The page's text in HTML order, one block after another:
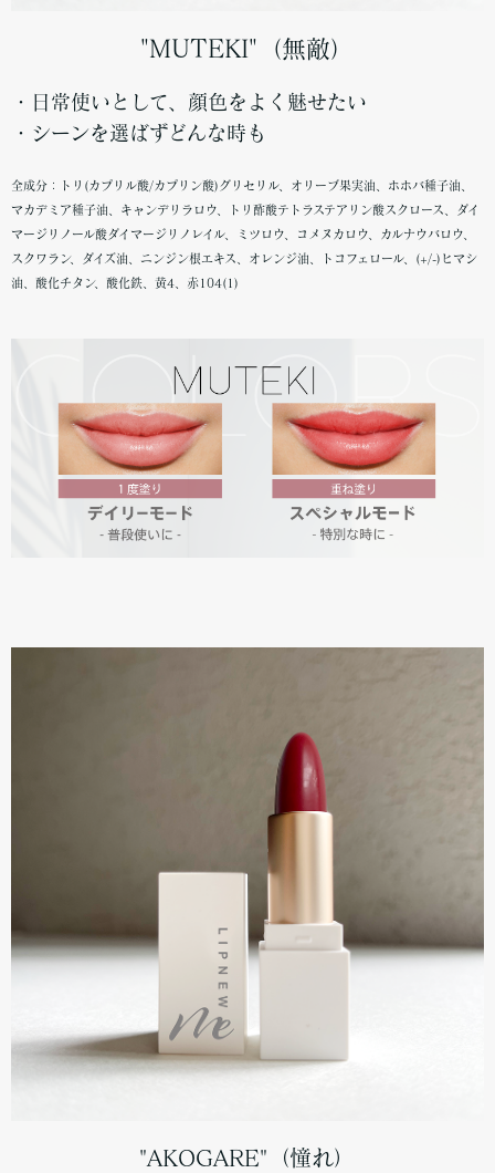
"MUTEKI"（無敵）
・日常使いとして、顔色をよく魅せたい
・シーンを選ばずどんな時も
全成分：トリ(カプリル酸/カプリン酸)グリセリル、オリーブ果実油、ホホバ種子油、
マカデミア種子油、キャンデリラロウ、トリ酢酸テトラステアリン酸スクロース、ダイ
マージリノール酸ダイマージリノレイル、ミツロウ、コメヌカロウ、カルナウバロウ、
スクワラン、ダイズ油、ニンジン根エキス、オレンジ油、トコフェロール、(+/-)ヒマシ
油、酸化チタン、酸化鉄、黄4、赤104(1)
"AKOGARE"（憧れ）